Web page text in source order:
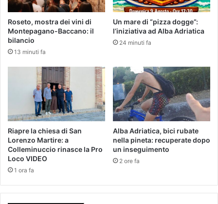
Roseto, mostra dei vini di
Montepagano-Baccano: il
bilancio
13 minuti fa
Un mare di “pizza dogge”:
l’iniziativa ad Alba Adriatica
24 minuti fa
Riapre la chiesa di San
Lorenzo Martire: a
Colleminuccio rinasce la Pro
Loco VIDEO
1 ora fa
Alba Adriatica, bici rubate
nella pineta: recuperate dopo
un inseguimento
2 ore fa